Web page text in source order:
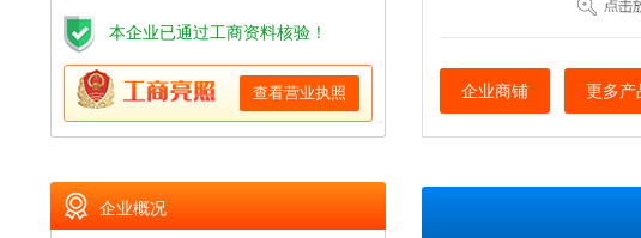
本企业已通过工商资料核验！
查看营业执照
企业概况
企业商铺 更多产